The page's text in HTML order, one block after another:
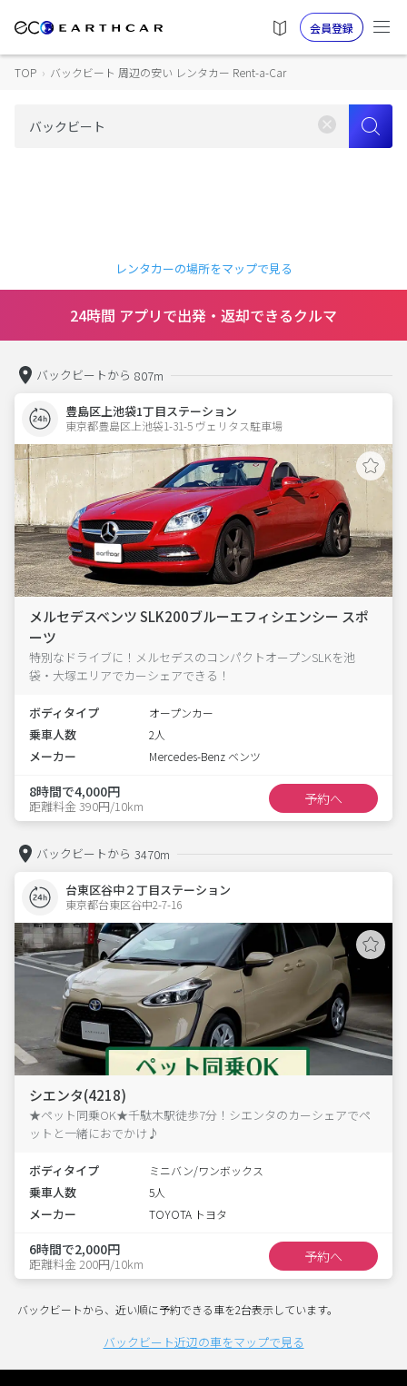
会員登録
TOP › バックビート 周辺の安い レンタカー Rent-a-Car
レンタカーの場所をマップで見る
24時間 アプリで出発・返却できるクルマ
バックビートから 807m
豊島区上池袋1丁目ステーション
東京都豊島区上池袋1-31-5 ヴェリタス駐車場
メルセデスベンツ SLK200ブルーエフィシエンシー スポ
ーツ
特別なドライブに！メルセデスのコンパクトオープンSLKを池
袋・大塚エリアでカーシェアできる！
ボディタイプ オープンカー
乗車人数 2人
メーカー Mercedes-Benz ベンツ
8時間で4,000円
距離料金 390円/10km 予約へ
バックビートから 3470m
台東区谷中２丁目ステーション
東京都台東区谷中2-7-16
シエンタ(4218)
★ペット同乗OK★千駄木駅徒歩7分！シエンタのカーシェアでペ
ットと一緒におでかけ♪
ボディタイプ ミニバン/ワンボックス
乗車人数 5人
メーカー TOYOTA トヨタ
6時間で2,000円
距離料金 200円/10km 予約へ
バックビートから、近い順に予約できる車を2台表示しています。
バックビート近辺の車をマップで見る